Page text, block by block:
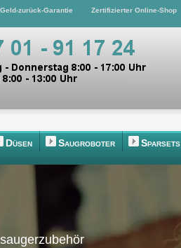
Geld-zurück-Garantie Zertifizierter Online-Shop
Düsen Saugroboter Sparsets